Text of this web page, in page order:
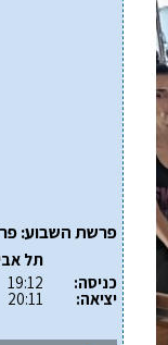
פרשת השבוע:
כניסה:
יציאה:
תל
19:12
20:11